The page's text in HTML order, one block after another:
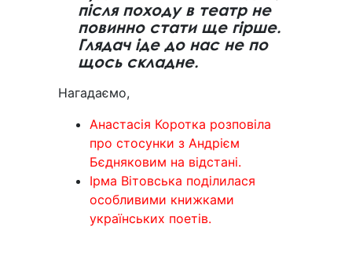
після походу в театр не
повинно стати ще гірше.
Глядач іде до нас не по
щось складне.
Нагадаємо,
Анастасія Коротка розповіла
про стосунки з Андрієм
Бєдняковим на відстані.
Ірма Вітовська поділилася
особливими книжками
українських поетів.